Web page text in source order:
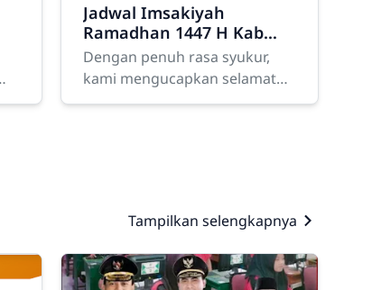
Jadwal Imsakiyah
Ramadhan 1447 H Kab
Tegal
Dengan penuh rasa syukur,
kami mengucapkan selamat
menjalankan ibadah puasa
Tampilkan selengkapnya